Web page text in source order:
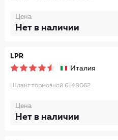
Цена
Нет в наличии
LPR
Италия
Шланг тормозной 6T48062
Цена
Нет в наличии